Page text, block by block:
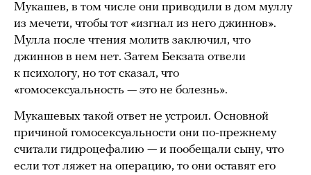
Мукашев, в том числе они приводили в дом муллу
из мечети, чтобы тот «изгнал из него джиннов».
Мулла после чтения молитв заключил, что
джиннов в нем нет. Затем Бекзата отвели
к психологу, но тот сказал, что
«гомосексуальность — это не болезнь».
Мукашевых такой ответ не устроил. Основной
причиной гомосексуальности они по-прежнему
считали гидроцефалию — и пообещали сыну, что
если тот ляжет на операцию, то они оставят его